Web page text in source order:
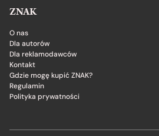
ZNAK
O nas
Dla autorów
Dla reklamodawców
Kontakt
Gdzie mogę kupić ZNAK?
Regulamin
Polityka prywatności